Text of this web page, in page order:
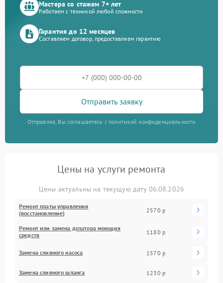
Мастера со стажем 7+ лет
Работаем с техникой любой сложности
Гарантия до 12 месяцев
Составляем договор, предоставляем гарантию
Отправить заявку
Отправляя, Вы соглашаетесь с политикой конфиденциальности
Цены на услуги ремонта
Цены актуальны на текущую дату 06.08.2026
Ремонт платы управления
(восстановление)
2570 р
Ремонт или замена дозатора моющих
средств
1180 р
Замена сливного насоса 1570 р
Замена сливного шланга 1230 р